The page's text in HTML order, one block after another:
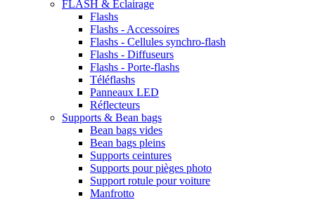
FLASH & Éclairage
Flashs
Flashs - Accessoires
Flashs - Cellules synchro-flash
Flashs - Diffuseurs
Flashs - Porte-flashs
Téléflashs
Panneaux LED
Réflecteurs
Supports & Bean bags
Bean bags vides
Bean bags pleins
Supports ceintures
Supports pour pièges photo
Support rotule pour voiture
Manfrotto